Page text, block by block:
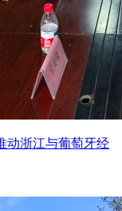
动浙江与葡萄牙经